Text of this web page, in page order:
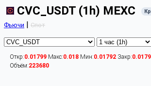
CVC_USDT (1h) MEXC
Фьючи | Спот
Откр:0.01799 Макс:0.018 Мин:0.01792 Закр:
Объём:223680